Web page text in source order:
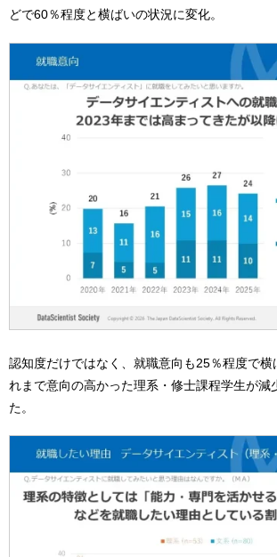
どで60％程度と横ばいの状況に変化。
認知度だけではなく、就職意向も25％程度で横
れまで意向の高かった理系・修士課程学生が減
た。